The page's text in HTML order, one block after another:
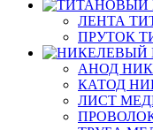
ЛЕНТА
ПРУТОК
АНОД
КАТОД
ЛИСТ